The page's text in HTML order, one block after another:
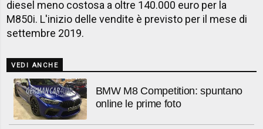
diesel meno costosa a oltre 140.000 euro per la
M850i. L'inizio delle vendite è previsto per il mese di
settembre 2019.
VEDI ANCHE
BMW M8 Competition: spuntano
online le prime foto